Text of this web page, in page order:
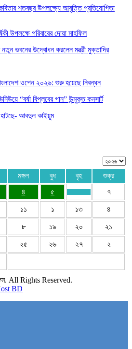
শতবছর উপলক্ষ্যে আবৃত্তি প্রতিযোগিতা
উপলক্ষে পরিবারের দোয়া মাহফিল
নতুন ভবনের উদ্বোধন করলেন মন্ত্রী মুক্তাদির
ওপেন ২০২৬: শুরু হয়েছে নিবন্ধন
“বর্ষা বিপ্লবের গান” উন্মুক্ত কনসার্ট
হাটছে- আবদুল কাইয়ূম
মঙ্গল বুধ বৃহ
শুক্র
৪ ৫ ৭
১১ ১ ১৩ ৪
৮ ১৯ ২০ ২১
২৫ ২৬ ২৭ ২
All Rights Reserved.
BD